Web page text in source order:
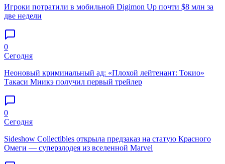
Игроки потратили в мобильной Digimon Up почти $8 млн за
две недели
0
Сегодня
Неоновый криминальный ад: «Плохой лейтенант: Токио»
Такаси Миикэ получил первый трейлер
0
Сегодня
Sideshow Collectibles открыла предзаказ на статую Красного
Омеги — суперзлодея из вселенной Marvel